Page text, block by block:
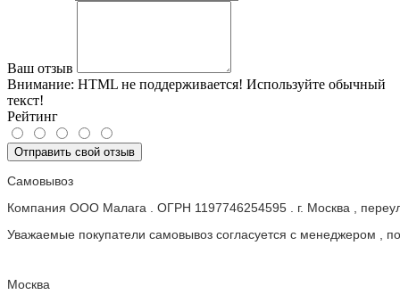
Ваш отзыв
Внимание: HTML не поддерживается! Используйте обычный
текст!
Рейтинг
Отправить свой отзыв
Самовывоз
Компания ООО Малага . ОГРН 1197746254595 . г. Москва ,
Уважаемые покупатели самовывоз согласуется с менеджером ,
Москва